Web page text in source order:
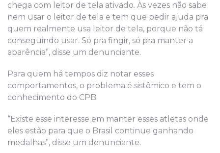
chega com leitor de tela ativado. Às vezes não sabe
nem usar o leitor de tela e tem que pedir ajuda pra
quem realmente usa leitor de tela, porque não tá
conseguindo usar. Só pra fingir, só pra manter a
aparência”, disse um denunciante.
Para quem há tempos diz notar esses
comportamentos, o problema é sistêmico e tem o
conhecimento do CPB.
“Existe esse interesse em manter esses atletas onde
eles estão para que o Brasil continue ganhando
medalhas”, disse um denunciante.